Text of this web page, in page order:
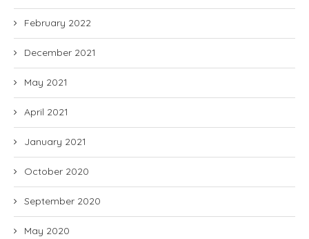
February 2022
December 2021
May 2021
April 2021
January 2021
October 2020
September 2020
May 2020